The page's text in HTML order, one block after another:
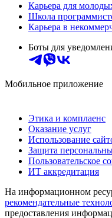
Карьера для
Школа
Карьера в
Боты для
Мобильное приложение
Этика и комплаенс
Оказание услуг
Использование
Защита
Пользовательское
ИТ аккредитация
На информационном
рекомендательные
предоставления